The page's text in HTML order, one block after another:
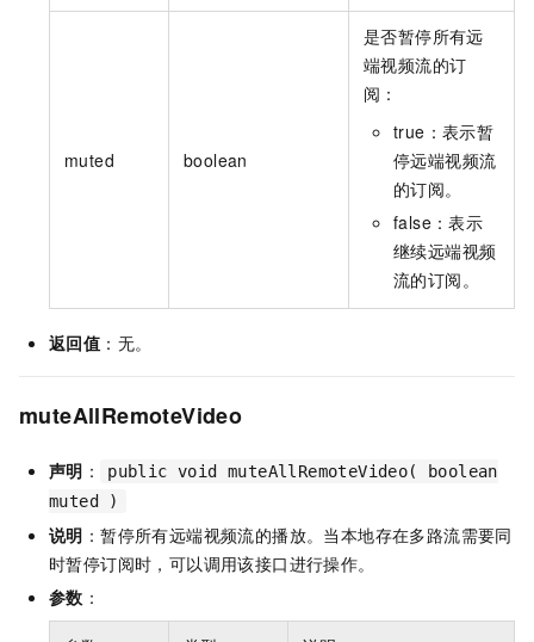
muted boolean
是否暂停所有远
端视频流的订
阅：
true：表示暂
停远端视频流
的订阅。
false：表示
继续远端视频
流的订阅。
返回值 ：无。
muteAllRemoteVideo
声明 ：
public void muteAllRemoteVideo( boolean
muted )
说明 ：暂停所有远端视频流的播放。当本地存在多路流需要同
时暂停订阅时，可以调用该接口进行操作。
参数 ：